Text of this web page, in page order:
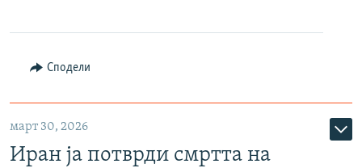
Сподели
март 30, 2026
Иран ја потврди смртта на